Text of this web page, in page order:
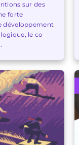
sur des
forte
développement
le co